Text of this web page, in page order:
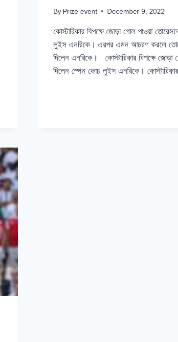
By Prize event December 9, 2022
কোস্টারিকার বিপক্ষে জোড়া গোল পাওয়া
লুইস এনরিকে। এরপর এমন আচরণ করলে
দিলেন এনরিকে। কোস্টারিকার বিপক্ষে জোড়া
দিলেন স্পেন কোচ লুইস এনরিকে।